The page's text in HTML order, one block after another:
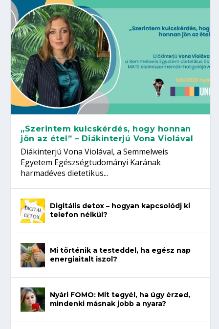
„Szerintem kulcskérdés, hogy honnan
jön az étel” – Diákinterjú Vona Violával
Diákinterjú Vona Violával, a Semmelweis
Egyetem Egészségtudományi Karának
harmadéves dietetikus...
Digitális detox – hogyan kapcsolódj ki
telefon nélkül?
Mi történik a testeddel, ha egész nap
energiaitalt iszol?
Nyári FOMO: Mit tegyél, ha úgy érzed,
mindenki másnak jobb a nyara?